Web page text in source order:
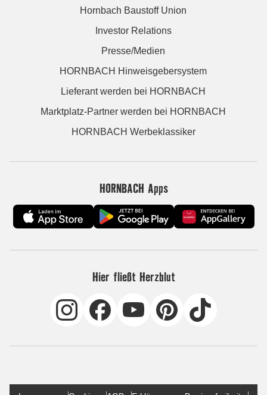
Hornbach Baustoff Union
Investor Relations
Presse/Medien
HORNBACH Hinweisgebersystem
Lieferant werden bei HORNBACH
Marktplatz-Partner werden bei HORNBACH
HORNBACH Werbeklassiker
HORNBACH Apps
Hier fließt Herzblut